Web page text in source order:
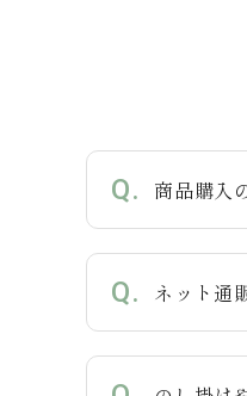
商品購入
ネット通